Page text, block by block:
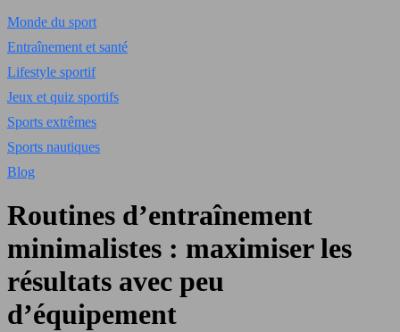
Monde du sport
Entraînement et santé
Lifestyle sportif
Jeux et quiz sportifs
Sports extrêmes
Sports nautiques
Blog
Routines d’entraînement
minimalistes : maximiser les
résultats avec peu
d’équipement